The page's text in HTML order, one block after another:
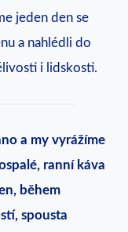
jeden den se
a nahlédli do
i lidskosti.
a my vyrážíme
ranní káva
během
spousta